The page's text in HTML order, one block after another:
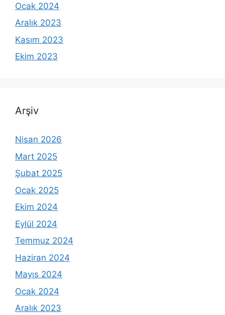
Ocak 2024
Aralık 2023
Kasım 2023
Ekim 2023
Arşiv
Nisan 2026
Mart 2025
Şubat 2025
Ocak 2025
Ekim 2024
Eylül 2024
Temmuz 2024
Haziran 2024
Mayıs 2024
Ocak 2024
Aralık 2023